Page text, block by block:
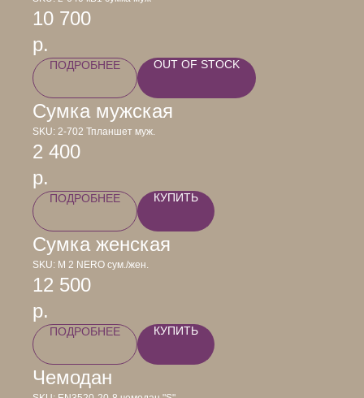
10 700
р.
ПОДРОБНЕЕ OUT OF STOCK
Сумка мужская
SKU: 2-702 Тпланшет муж.
2 400
р.
ПОДРОБНЕЕ КУПИТЬ
Сумка женская
SKU: М 2 NERO сум./жен.
12 500
р.
ПОДРОБНЕЕ КУПИТЬ
Чемодан